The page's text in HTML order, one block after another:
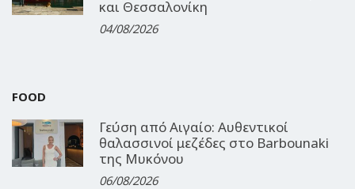
και Θεσσαλονίκη
04/08/2026
FOOD
Γεύση από Αιγαίο: Αυθεντικοί
θαλασσινοί μεζέδες στο Barbounaki
της Μυκόνου
06/08/2026